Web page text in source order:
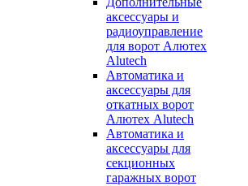
аксессуары и
радиоуправление
для ворот Алютех
Alutech
Автоматика и
аксессуары для
откатных ворот
Алютех Alutech
Автоматика и
аксессуары для
секционных
гаражных ворот